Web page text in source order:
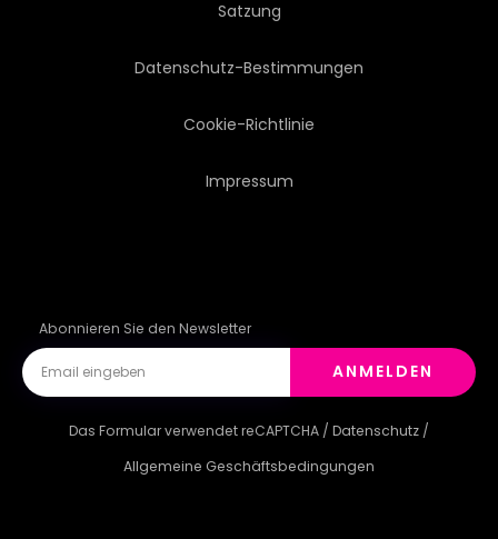
Satzung
Datenschutz-Bestimmungen
Cookie-Richtlinie
Impressum
Abonnieren Sie den Newsletter
ANMELDEN
Das Formular verwendet reCAPTCHA / Datenschutz /
Allgemeine Geschäftsbedingungen